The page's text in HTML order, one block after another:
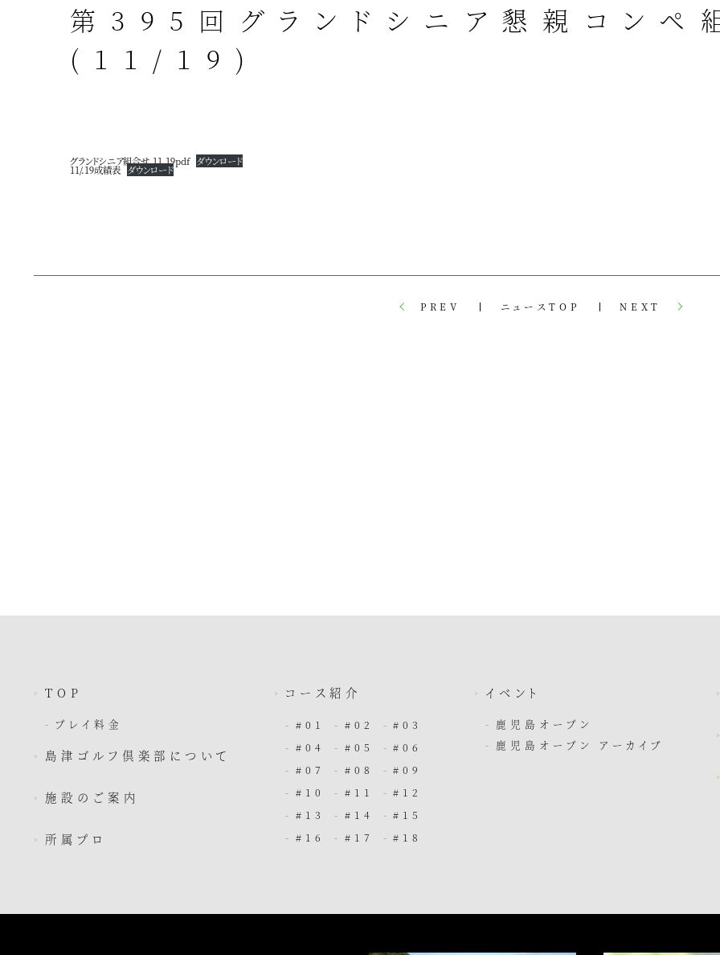
第395回グランドシニア懇親コンペ
(11/19)
グランドシニア組合せ.11.19pdf ダウンロード
11/.19成績表 ダウンロード
PREV ニュースTOP NEXT
TOP
プレイ料金
島津ゴルフ倶楽部について
施設のご案内
所属プロ
コース紹介
#01 #02
#03
#04
#05
#06
#07
#08
#09
#10
#11
#12
#13
#14
#15
#16
#17 #18
イベント
鹿児島オープン
鹿児島オープン アーカイブ